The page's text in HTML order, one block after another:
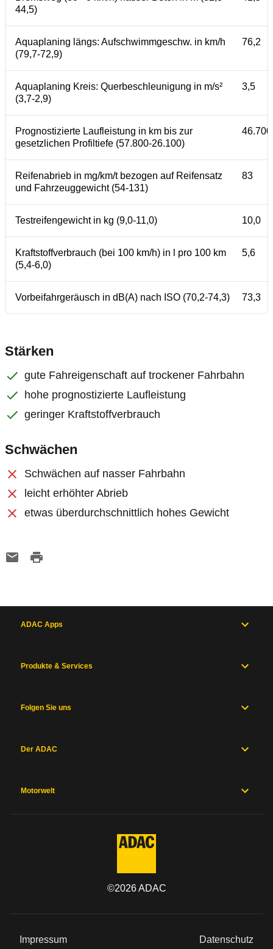
44,5)
Aquaplaning längs: Aufschwimmgeschw. in km/h
(79,7-72,9)
76,2
Aquaplaning Kreis: Querbeschleunigung in m/s²
(3,7-2,9)
3,5
Prognostizierte Laufleistung in km bis zur
gesetzlichen Profiltiefe (57.800-26.100)
46.700
Reifenabrieb in mg/km/t bezogen auf Reifensatz
und Fahrzeuggewicht (54-131)
83
Testreifengewicht in kg (9,0-11,0) 10,0
Kraftstoffverbrauch (bei 100 km/h) in l pro 100 km
(5,4-6,0)
5,6
Vorbeifahrgeräusch in dB(A) nach ISO (70,2-74,3) 73,3
Stärken
gute Fahreigenschaft auf trockener Fahrbahn
hohe prognostizierte Laufleistung
geringer Kraftstoffverbrauch
Schwächen
Schwächen auf nasser Fahrbahn
leicht erhöhter Abrieb
etwas überdurchschnittlich hohes Gewicht
ADAC Apps
Produkte & Services
Folgen Sie uns
Der ADAC
Motorwelt
©2026ADAC
Impressum Datenschutz